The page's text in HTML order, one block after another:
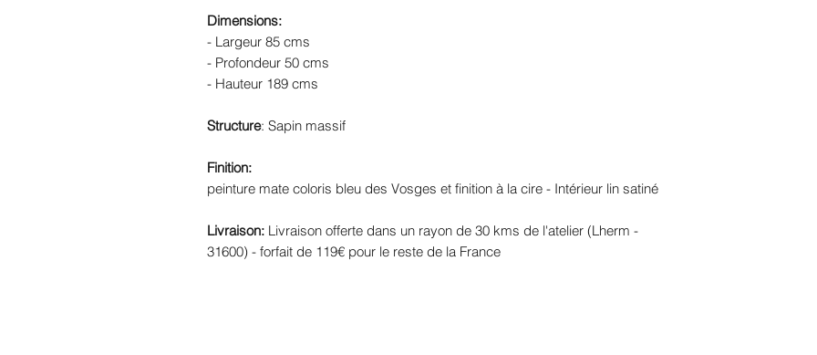
Dimensions:
- Largeur 85 cms
- Profondeur 50 cms
- Hauteur 189 cms
Structure: Sapin massif
Finition:
peinture mate coloris bleu des Vosges et finition à la cire - Intérieur lin satiné
Livraison: Livraison offerte dans un rayon de 30 kms de l'atelier (Lherm -
31600) - forfait de 119€ pour le reste de la France